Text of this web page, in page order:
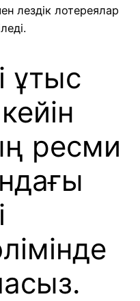
лездік лотереялар
ұтыс
ресми